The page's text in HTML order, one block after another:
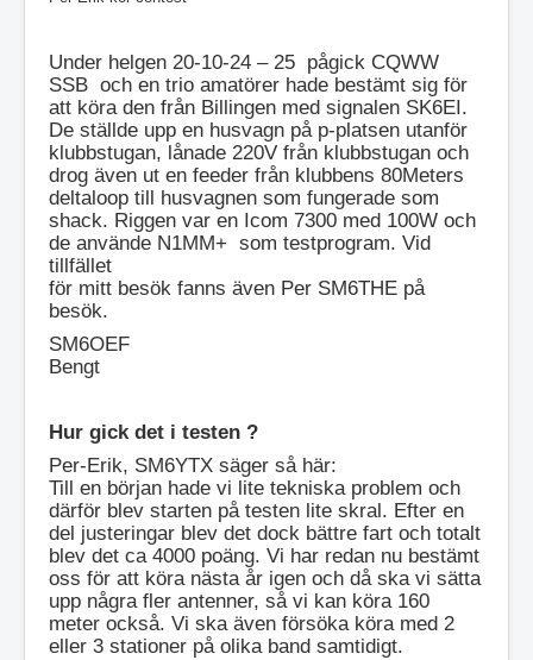
Under helgen 20-10-24 – 25 pågick CQWW
SSB och en trio amatörer hade bestämt sig för
att köra den från Billingen med signalen SK6EI.
De ställde upp en husvagn på p-platsen utanför
klubbstugan, lånade 220V från klubbstugan och
drog även ut en feeder från klubbens 80Meters
deltaloop till husvagnen som fungerade som
shack. Riggen var en Icom 7300 med 100W och
de använde N1MM+ som testprogram. Vid
tillfället
för mitt besök fanns även Per SM6THE på
besök.
SM6OEF
Bengt
Hur gick det i testen ?
Per-Erik, SM6YTX säger så här:
Till en början hade vi lite tekniska problem och
därför blev starten på testen lite skral. Efter en
del justeringar blev det dock bättre fart och totalt
blev det ca 4000 poäng. Vi har redan nu bestämt
oss för att köra nästa år igen och då ska vi sätta
upp några fler antenner, så vi kan köra 160
meter också. Vi ska även försöka köra med 2
eller 3 stationer på olika band samtidigt.